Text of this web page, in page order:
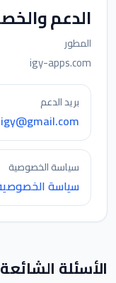
الدعم
المطور
igy-apps.com
بريد الدعم
سياسة الخصوصية
سياسة
الأسئلة الشائعة